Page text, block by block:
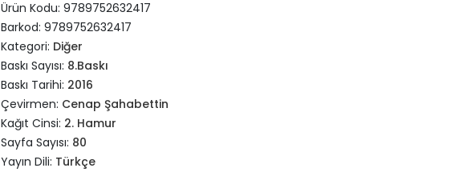
Ürün Kodu: 9789752632417
Barkod: 9789752632417
Kategori: Diğer
Baskı Sayısı: 8.Baskı
Baskı Tarihi: 2016
Çevirmen: Cenap Şahabettin
Kağıt Cinsi: 2. Hamur
Sayfa Sayısı: 80
Yayın Dili: Türkçe